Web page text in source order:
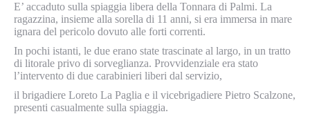
E’ accaduto sulla spiaggia libera della Tonnara di Palmi. La
ragazzina, insieme alla sorella di 11 anni, si era immersa in mare
ignara del pericolo dovuto alle forti correnti.
In pochi istanti, le due erano state trascinate al largo, in un tratto
di litorale privo di sorveglianza. Provvidenziale era stato
l’intervento di due carabinieri liberi dal servizio,
il brigadiere Loreto La Paglia e il vicebrigadiere Pietro Scalzone,
presenti casualmente sulla spiaggia.